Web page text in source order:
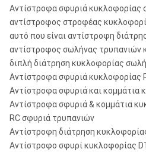
Αντίστροφα σφυριά κυκλοφορίας
αντίστροφος στροφέας
αυτό που είναι αντίστροφη
αντίστροφος σωλήνας τρυπανιών
διπλή διάτρηση κυκλοφορίας
Αντίστροφα σφυριά κυκλοφορίας
Αντίστροφα σφυριά και κομμάτια
Αντίστροφα σφυριά & κομμάτια
RC σφυριά τρυπανιών
Αντίστροφη διάτρηση
Αντίστροφο σφυρί κυκλοφορίας